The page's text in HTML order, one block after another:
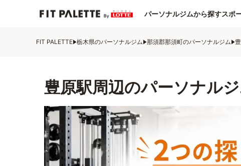
パーソナルジムから探すスポ
FIT PALETTE 栃木県のパーソナルジム 那須郡那須町のパーソナルジム
豊原駅周辺のパーソナル